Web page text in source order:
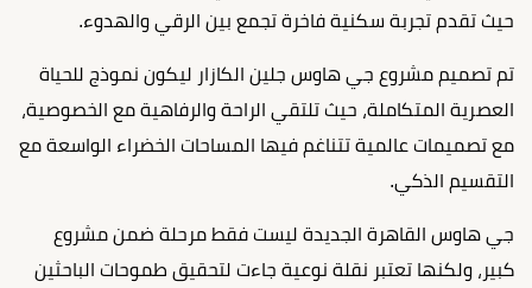
حيث تقدم تجربة سكنية فاخرة تجمع بين الرقي والهدوء.
تم تصميم مشروع جي هاوس جلين الكازار ليكون نموذج للحياة
العصرية المتكاملة، حيث تلتقي الراحة والرفاهية مع الخصوصية،
مع تصميمات عالمية تتناغم فيها المساحات الخضراء الواسعة مع
التقسيم الذكي.
جي هاوس القاهرة الجديدة ليست فقط مرحلة ضمن مشروع
كبير، ولكنها تعتبر نقلة نوعية جاءت لتحقيق طموحات الباحثين